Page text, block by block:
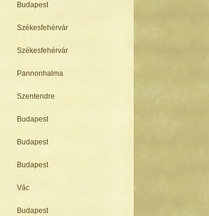
Budapest
Székesfehérvár
Székesfehérvár
Pannonhalma
Szentendre
Budapest
Budapest
Budapest
Vác
Budapest